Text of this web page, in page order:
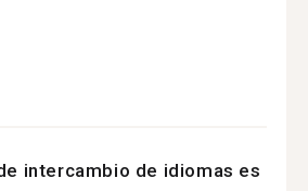
intercambio de idiomas es